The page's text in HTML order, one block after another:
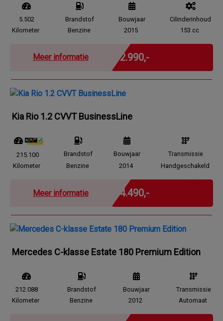
5.502
Kilometer
Brandstof
Benzine
Bouwjaar
2015
Cilinderinhoud
153 cc
Meer informatie € 2.990,-
Kia Rio 1.2 CVVT BusinessLine
215.100
Kilometer
Brandstof
Benzine
Bouwjaar
2014
Transmissie
Handgeschakeld
Meer informatie € 4.490,-
Mercedes C-klasse Estate 180 Premium Edition
212.088
Kilometer
Brandstof
Benzine
Bouwjaar
2012
Transmissie
Automaat